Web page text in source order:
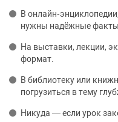
В
нужны надёжные факты.
На выставки, лекции,
формат.
В библиотеку или
погрузиться в тему
Никуда — если урок